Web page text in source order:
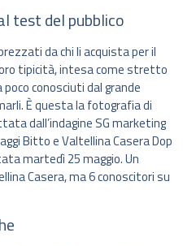
test del pubblico
da chi li acquista per il
tipicità, intesa come stretto
conosciuti dal grande
È questa la fotografia di
dall’indagine SG marketing
Bitto e Valtellina Casera Dop
martedì 25 maggio. Un
Casera, ma 6 conoscitori su